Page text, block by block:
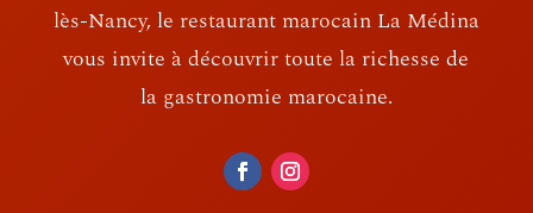
lès-Nancy, le restaurant marocain La Médina
vous invite à découvrir toute la richesse de
la gastronomie marocaine.